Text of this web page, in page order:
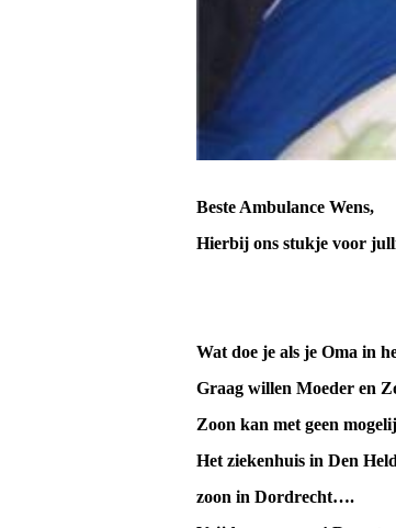
Beste Ambulance Wens,
Hierbij ons stukje voor
Wat doe je als je Oma in
Graag willen Moeder en
Zoon kan met geen
Het ziekenhuis in Den
zoon in Dordrecht….